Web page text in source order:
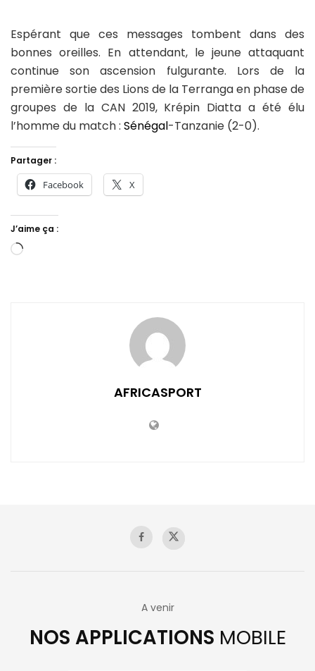
Espérant que ces messages tombent dans des
bonnes oreilles. En attendant, le jeune attaquant
continue son ascension fulgurante. Lors de la
première sortie des Lions de la Terranga en phase de
groupes de la CAN 2019, Krépin Diatta a été élu
l’homme du match : Sénégal-Tanzanie (2-0).
Partager :
Facebook X
J’aime ça :
Chargement…
AFRICASPORT
A venir
NOS APPLICATIONS MOBILE